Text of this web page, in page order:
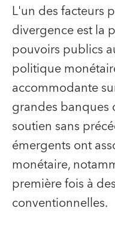
L'un des facteurs
divergence est la
pouvoirs publics
politique
accommodante
grandes banques
soutien sans
émergents ont
monétaire,
première fois à
conventionnelles.